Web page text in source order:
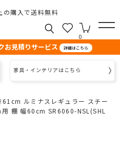
購入で送料無料
0
お見積りサービス 詳細はこちら
家具・インテリアはこちら
ルミナスレギュラー スチー
棚 幅60cm SR6060-NSL(SHL